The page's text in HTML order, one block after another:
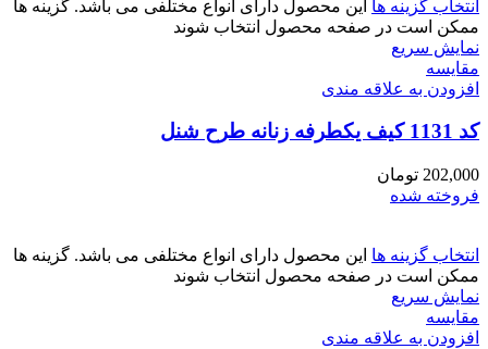
انتخاب گزینه ها این محصول دارای انواع مختلفی می باشد. گزینه ها
ممکن است در صفحه محصول انتخاب شوند
نمایش سریع
مقايسه
افزودن به علاقه مندی
کد 1131 کیف یکطرفه زنانه طرح شنل
202,000 تومان
فروخته شده
انتخاب گزینه ها این محصول دارای انواع مختلفی می باشد. گزینه ها
ممکن است در صفحه محصول انتخاب شوند
نمایش سریع
مقايسه
افزودن به علاقه مندی